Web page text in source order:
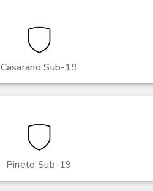
Casarano Sub-19
Pineto Sub-19